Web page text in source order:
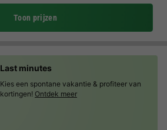
Toon prijzen
Last minutes
Kies een spontane vakantie & profiteer van
kortingen! Ontdek meer